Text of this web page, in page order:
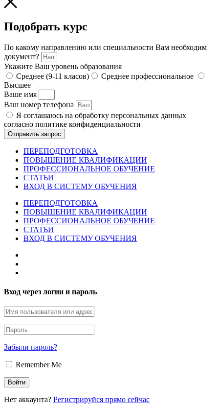
Подобрать курс
По какому направлению или специальности Вам необходим
документ?
Укажите Ваш уровень образования
Среднее (9-11 класов)
Среднее профессиональное
Высшее
Ваше имя
Ваш номер телефона
Я соглашаюсь на обработку персональных данных
согласно политике конфиденциальности
Отправить запрос
ПЕРЕПОДГОТОВКА
ПОВЫШЕНИЕ КВАЛИФИКАЦИИ
ПРОФЕССИОНАЛЬНОЕ ОБУЧЕНИЕ
СТАТЬИ
ВХОД В СИСТЕМУ ОБУЧЕНИЯ
ПЕРЕПОДГОТОВКА
ПОВЫШЕНИЕ КВАЛИФИКАЦИИ
ПРОФЕССИОНАЛЬНОЕ ОБУЧЕНИЕ
СТАТЬИ
ВХОД В СИСТЕМУ ОБУЧЕНИЯ
Вход через логин и пароль
Забыли пароль?
Remember Me
Нет аккаунта? Регистрируйся прямо сейчас